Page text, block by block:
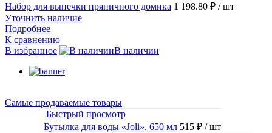
Набор для выпечки пряничного домика 1 198.80 ₽ / шт
Уточнить наличие
Подробнее
К сравнению
В избранное
В наличии
Самые продаваемые товары
Быстрый просмотр
Бутылка для воды «Joli», 650 мл 515 ₽ / шт